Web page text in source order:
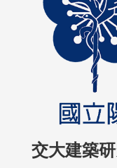
交大建築